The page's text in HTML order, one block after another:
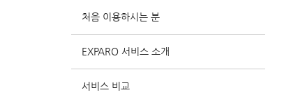
처음 이용하시는 분
EXPARO 서비스 소개
서비스 비교